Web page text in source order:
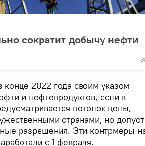
сократит добычу нефти
2022 года своим указом
и нефтепродуктов, если в
потолок цены,
странами, но
разрешения. Эти контрмеры
с 1 февраля.